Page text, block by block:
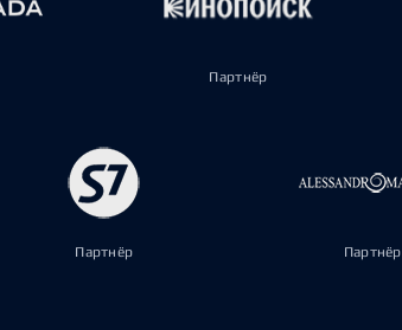
Партнёр
Партнёр Партнёр